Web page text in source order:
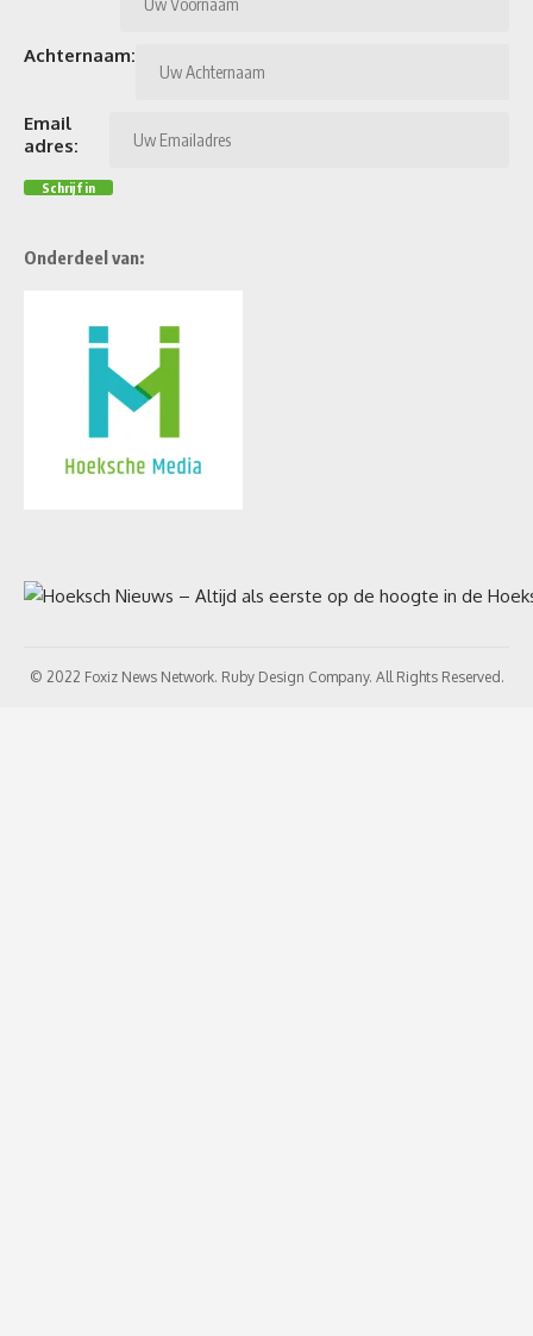
Achternaam:
Email
adres:
Onderdeel van:
© 2022 Foxiz News Network. Ruby Design Company. All Rights Reserved.